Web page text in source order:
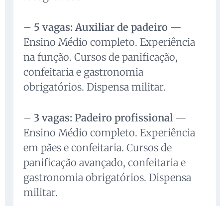
– 5 vagas: Auxiliar de padeiro —
Ensino Médio completo. Experiência
na função. Cursos de panificação,
confeitaria e gastronomia
obrigatórios. Dispensa militar.
– 3 vagas: Padeiro profissional —
Ensino Médio completo. Experiência
em pães e confeitaria. Cursos de
panificação avançado, confeitaria e
gastronomia obrigatórios. Dispensa
militar.